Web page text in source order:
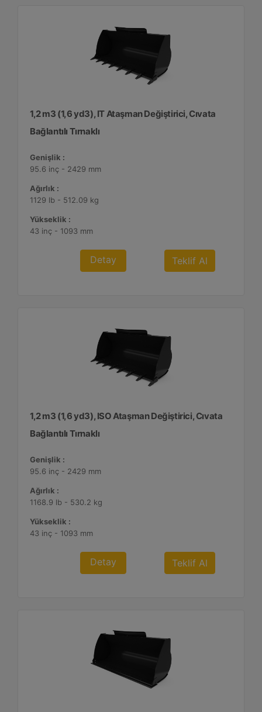
1,2 m3 (1,6 yd3), IT Ataşman Değiştirici, Cıvata
Bağlantılı Tırnaklı
Genişlik :
95.6 inç - 2429 mm
Ağırlık :
1129 lb - 512.09 kg
Yükseklik :
43 inç - 1093 mm
Detay Teklif Al
1,2 m3 (1,6 yd3), ISO Ataşman Değiştirici, Cıvata
Bağlantılı Tırnaklı
Genişlik :
95.6 inç - 2429 mm
Ağırlık :
1168.9 lb - 530.2 kg
Yükseklik :
43 inç - 1093 mm
Detay Teklif Al